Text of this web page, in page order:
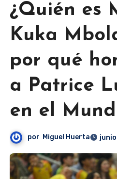
¿Quién es
Kuka
por qué
a Patrice
en el
por Miguel Huerta